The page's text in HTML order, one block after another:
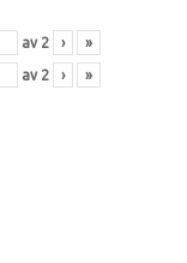
av 2 › »
av 2 › »